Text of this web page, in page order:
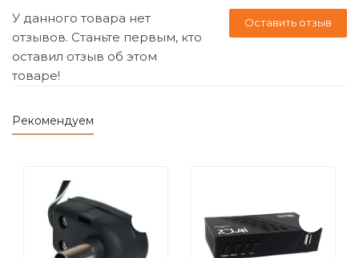
Оставить отзыв
У данного товара нет
отзывов. Станьте первым, кто
оставил отзыв об этом
товаре!
Рекомендуем